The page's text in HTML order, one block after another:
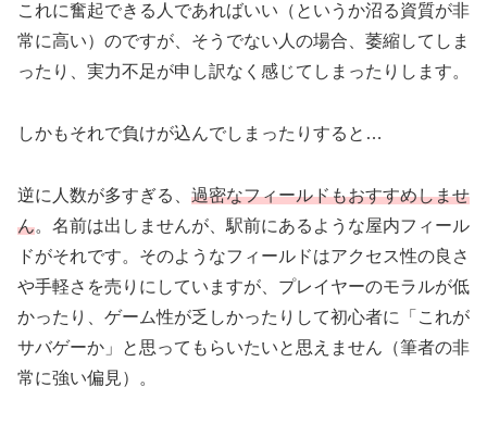
これに奮起できる人であればいい（というか沼る資質が非
常に高い）のですが、そうでない人の場合、萎縮してしま
ったり、実力不足が申し訳なく感じてしまったりします。
しかもそれで負けが込んでしまったりすると…
逆に人数が多すぎる、 過密なフィールドもおすすめしませ
ん。名前は出しませんが、駅前にあるような屋内フィール
ドがそれです。そのようなフィールドはアクセス性の良さ
や手軽さを売りにしていますが、プレイヤーのモラルが低
かったり、ゲーム性が乏しかったりして初心者に「これが
サバゲーか」と思ってもらいたいと思えません（筆者の非
常に強い偏見）。